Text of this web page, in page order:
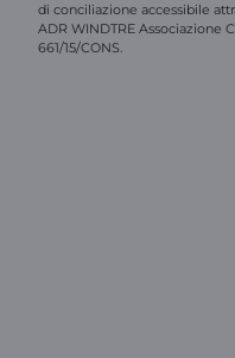
di conciliazione accessibile
ADR WINDTRE Associazione
661/15/CONS.